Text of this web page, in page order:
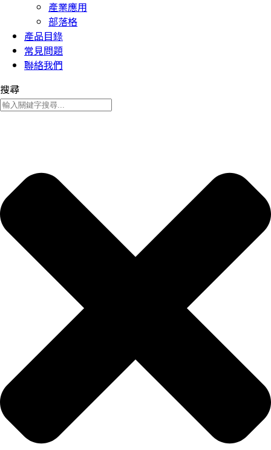
產業應用
部落格
產品目錄
常見問題
聯絡我們
搜尋